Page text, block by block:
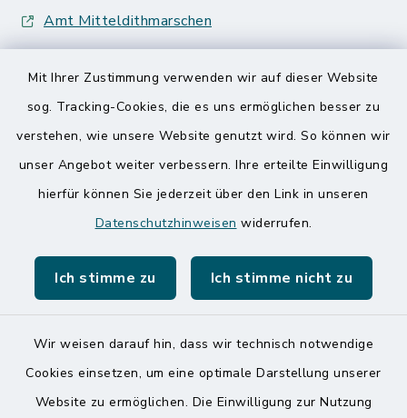
Mit Ihrer Zustimmung verwenden wir auf dieser Website
sog. Tracking-Cookies, die es uns ermöglichen besser zu
verstehen, wie unsere Website genutzt wird. So können wir
unser Angebot weiter verbessern. Ihre erteilte Einwilligung
hierfür können Sie jederzeit über den Link in unseren
Datenschutzhinweisen widerrufen.
Ich stimme zu Ich stimme nicht zu
Wir weisen darauf hin, dass wir technisch notwendige
Cookies einsetzen, um eine optimale Darstellung unserer
Website zu ermöglichen. Die Einwilligung zur Nutzung
Amt Mitteldithmarschen
Nationalpark Wattenmeer
Kontakt
Barrierefreiheit
Impressum